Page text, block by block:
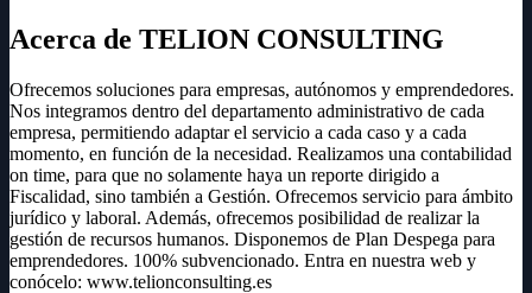
Acerca de TELION CONSULTING
Ofrecemos soluciones para empresas, autónomos y emprendedores.
Nos integramos dentro del departamento administrativo de cada
empresa, permitiendo adaptar el servicio a cada caso y a cada
momento, en función de la necesidad. Realizamos una contabilidad
on time, para que no solamente haya un reporte dirigido a
Fiscalidad, sino también a Gestión. Ofrecemos servicio para ámbito
jurídico y laboral. Además, ofrecemos posibilidad de realizar la
gestión de recursos humanos. Disponemos de Plan Despega para
emprendedores. 100% subvencionado. Entra en nuestra web y
conócelo: www.telionconsulting.es